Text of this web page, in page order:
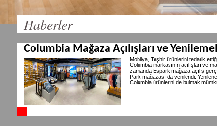
Haberler
Columbia Mağaza Açılışları ve
Mobilya, Teşhir ürünlerini tedarik
Columbia markasının açılışları ve
zamanda Espark mağaza açılış
Park mağazası da yenilendi,
Columbia ürünlerini de bulmak